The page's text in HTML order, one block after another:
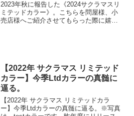
2023年秋に報告した《2024サクラマスリ
ミテッドカラー》。こちらを問屋様、小
売店様へご紹介させてもらった際に嬉し
【2022年 サクラマス リミテッド
カラー】今季Ltdカラーの真髄に
逼る。
【2022年 サクラマス リミテッドカラ
ー】今季Ltdカラーの真髄に逼る。※写真